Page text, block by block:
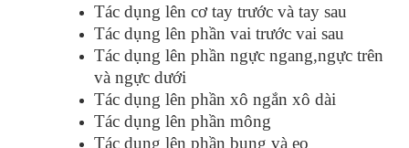
Tác dụng lên cơ tay trước và tay sau
Tác dụng lên phần vai trước vai sau
Tác dụng lên phần ngực ngang,ngực trên
và ngực dưới
Tác dụng lên phần xô ngắn xô dài
Tác dụng lên phần mông
Tác dụng lên phần bụng và eo